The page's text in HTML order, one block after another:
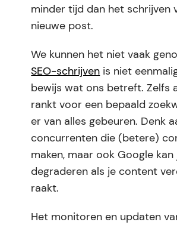
minder tijd dan het schrijven
nieuwe post.
We kunnen het niet vaak
SEO-schrijven is niet
bewijs wat ons betreft. Zelfs
rankt voor een bepaald
er van alles gebeuren. Denk
concurrenten die (betere)
maken, maar ook Google kan
degraderen als je content
raakt.
Het monitoren en updaten